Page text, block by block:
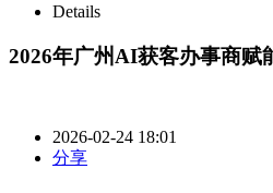
Details
2026年广州AI获客办事商赋
2026-02-24 18:01
分享